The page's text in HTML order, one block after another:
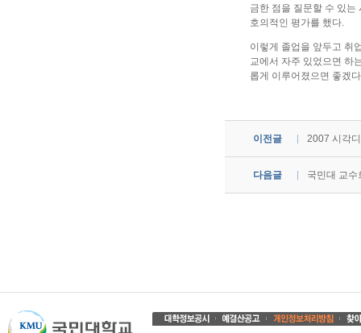
금한 점을 질문할 수 있는
호의적인 평가를 했다.
이렇게 졸업을 앞두고 취
교에서 자주 있었으면 하
롭게 이루어졌으면 좋겠
이전글 2007 시
다음글 국민대 교수